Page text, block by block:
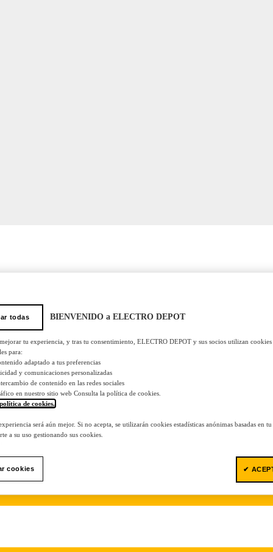
todas BIENVENIDO a ELECTRO DEPOT
tu experiencia, y tras tu consentimiento, ELECTRO DEPOT y sus socios utilizan cookies
para:
adaptado a tus preferencias
y comunicaciones personalizadas
de contenido en las redes sociales
en nuestro sitio web Consulta la política de cookies.
de cookies.
será aún mejor. Si no acepta, se utilizarán cookies estadísticas anónimas basadas en
a su uso gestionando sus cookies.
cookies ✔